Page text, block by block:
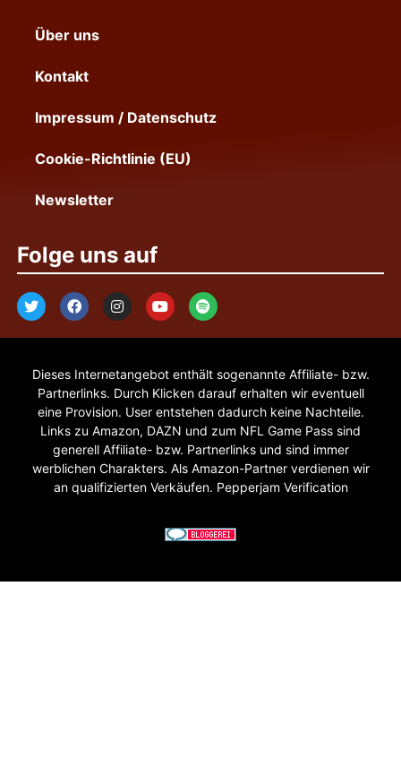
Über uns
Kontakt
Impressum / Datenschutz
Cookie-Richtlinie (EU)
Newsletter
Folge uns auf
Dieses Internetangebot enthält sogenannte Affiliate- bzw.
Partnerlinks. Durch Klicken darauf erhalten wir eventuell
eine Provision. User entstehen dadurch keine Nachteile.
Links zu Amazon, DAZN und zum NFL Game Pass sind
generell Affiliate- bzw. Partnerlinks und sind immer
werblichen Charakters. Als Amazon-Partner verdienen wir
an qualifizierten Verkäufen. Pepperjam Verification